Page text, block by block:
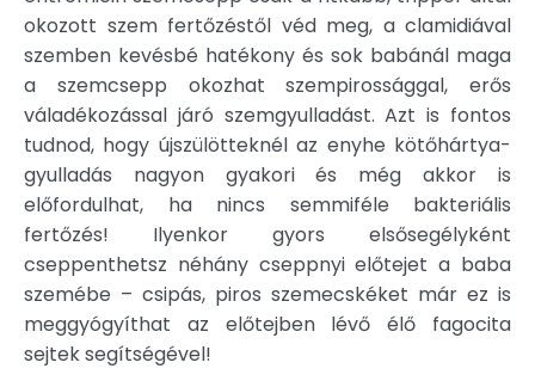
okozott szem fertőzéstől véd meg, a clamidiával
szemben kevésbé hatékony és sok babánál maga
a szemcsepp okozhat szempirossággal, erős
váladékozással járó szemgyulladást. Azt is fontos
tudnod, hogy újszülötteknél az enyhe kötőhártya-
gyulladás nagyon gyakori és még akkor is
előfordulhat, ha nincs semmiféle bakteriális
fertőzés! Ilyenkor gyors elsősegélyként
cseppenthetsz néhány cseppnyi előtejet a baba
szemébe – csipás, piros szemecskéket már ez is
meggyógyíthat az előtejben lévő élő fagocita
sejtek segítségével!